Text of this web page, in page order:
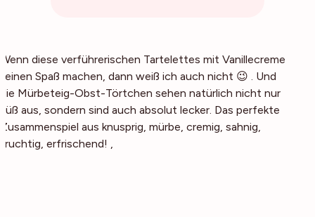
Wenn diese verführerischen Tartelettes mit Vanillecreme
keinen Spaß machen, dann weiß ich auch nicht 😉 . Und
die Mürbeteig-Obst-Törtchen sehen natürlich nicht nur
süß aus, sondern sind auch absolut lecker. Das perfekte
Zusammenspiel aus knusprig, mürbe, cremig, sahnig,
fruchtig, erfrischend! ,